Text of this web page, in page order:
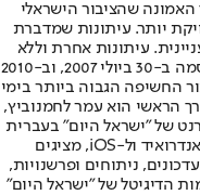
שהציבור הישראלי
יותר. עיתונות שמדברת
עיתונות אחרת וללא
תשלום. המהדורה המודפסת הראשונה פורסמה ב-30 ביולי 2007, וב-2010
החשיפה הגבוה ביותר בימי
הראשי הוא עמר לחמנוביץ,
של "ישראל היום" בעברית
ובאנגלית, כמו כן היישומונים (אפליקציות) לאנדרואיד ול-iOS, מציגים
ניתוחים ופרשנויות,
הדיגיטל של "ישראל היום"